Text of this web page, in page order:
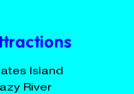
Island
River